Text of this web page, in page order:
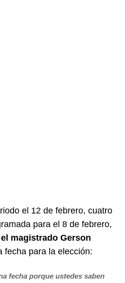
el 12 de febrero, cuatro
para el 8 de febrero,
magistrado Gerson
fecha para la elección:
fecha porque ustedes saben